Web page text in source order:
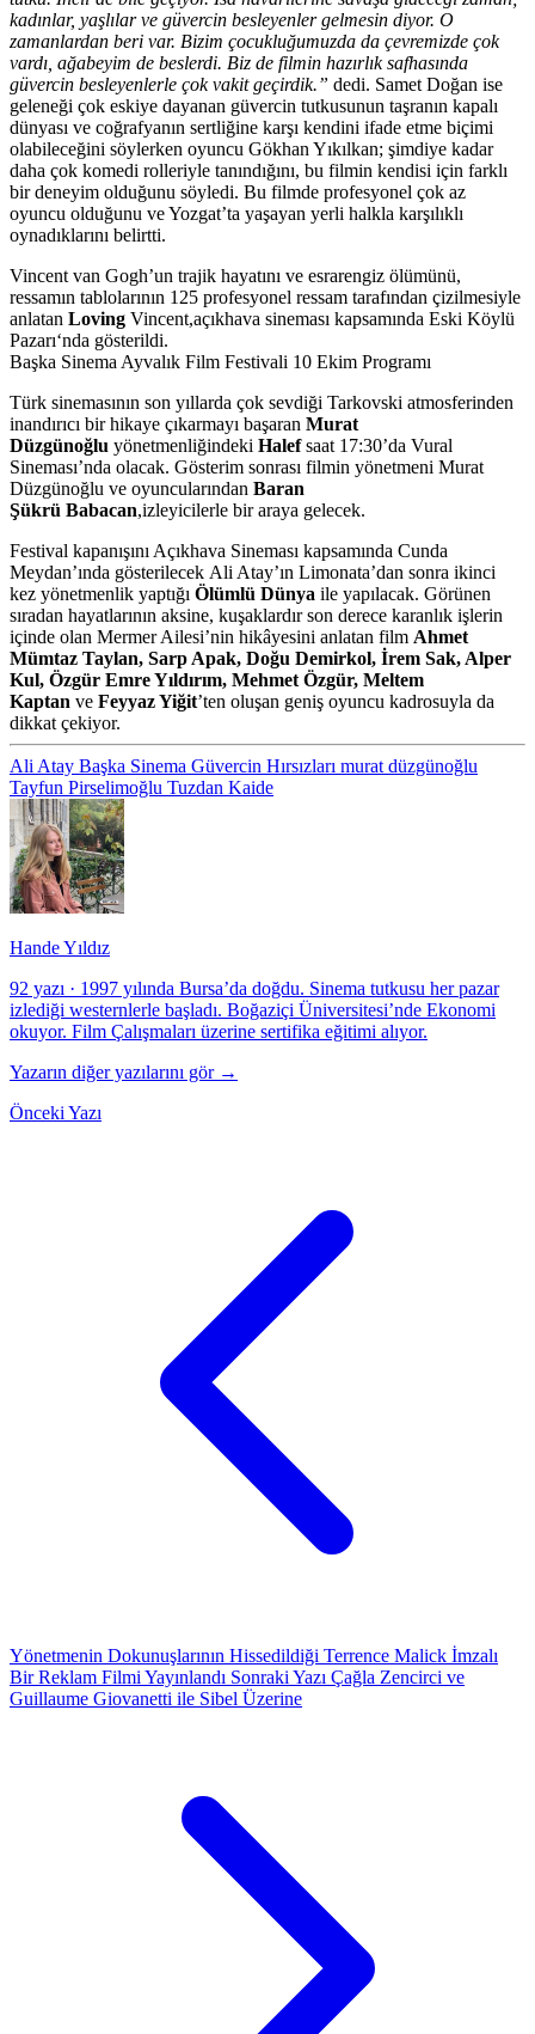
kadınlar, yaşlılar ve güvercin besleyenler gelmesin diyor. O
zamanlardan beri var. Bizim çocukluğumuzda da çevremizde çok
vardı, ağabeyim de beslerdi. Biz de filmin hazırlık safhasında
güvercin besleyenlerle çok vakit geçirdik.” dedi. Samet Doğan ise
geleneği çok eskiye dayanan güvercin tutkusunun taşranın kapalı
dünyası ve coğrafyanın sertliğine karşı kendini ifade etme biçimi
olabileceğini söylerken oyuncu Gökhan Yıkılkan; şimdiye kadar
daha çok komedi rolleriyle tanındığını, bu filmin kendisi için farklı
bir deneyim olduğunu söyledi. Bu filmde profesyonel çok az
oyuncu olduğunu ve Yozgat’ta yaşayan yerli halkla karşılıklı
oynadıklarını belirtti.
Vincent van Gogh’un trajik hayatını ve esrarengiz ölümünü,
ressamın tablolarının 125 profesyonel ressam tarafından çizilmesiyle
anlatan Loving Vincent,açıkhava sineması kapsamında Eski Köylü
Pazarı‘nda gösterildi.
Başka Sinema Ayvalık Film Festivali 10 Ekim Programı
Türk sinemasının son yıllarda çok sevdiği Tarkovski atmosferinden
inandırıcı bir hikaye çıkarmayı başaran Murat
Düzgünoğlu yönetmenliğindeki Halefsaat 17:30’da Vural
Sineması’nda olacak. Gösterim sonrası filmin yönetmeni Murat
Düzgünoğlu ve oyuncularından Baran
Şükrü Babacan,izleyicilerle bir araya gelecek.
Festival kapanışını Açıkhava Sineması kapsamında Cunda
Meydan’ında gösterilecek Ali Atay’ın Limonata’dan sonra ikinci
kez yönetmenlik yaptığı Ölümlü Dünya ile yapılacak. Görünen
sıradan hayatlarının aksine, kuşaklardır son derece karanlık işlerin
içinde olan Mermer Ailesi’nin hikâyesini anlatan film Ahmet
Mümtaz Taylan, Sarp Apak, Doğu Demirkol, İrem Sak, Alper
Kul, Özgür Emre Yıldırım, Mehmet Özgür, Meltem
Kaptan ve Feyyaz Yiğit’ten oluşan geniş oyuncu kadrosuyla da
dikkat çekiyor.
Ali Atay Başka Sinema Güvercin Hırsızları murat düzgünoğlu
Tayfun Pirselimoğlu Tuzdan Kaide
Hande Yıldız
92 yazı · 1997 yılında Bursa’da doğdu. Sinema tutkusu her pazar
izlediği westernlerle başladı. Boğaziçi Üniversitesi’nde Ekonomi
okuyor. Film Çalışmaları üzerine sertifika eğitimi alıyor.
Yazarın diğer yazılarını gör →
Önceki Yazı
Yönetmenin Dokunuşlarının Hissedildiği Terrence Malick İmzalı
Bir Reklam Filmi Yayınlandı Sonraki Yazı Çağla Zencirci ve
Guillaume Giovanetti ile Sibel Üzerine